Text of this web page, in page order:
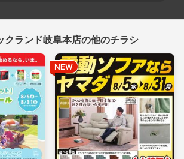
クランド岐阜本店の他のチラシ